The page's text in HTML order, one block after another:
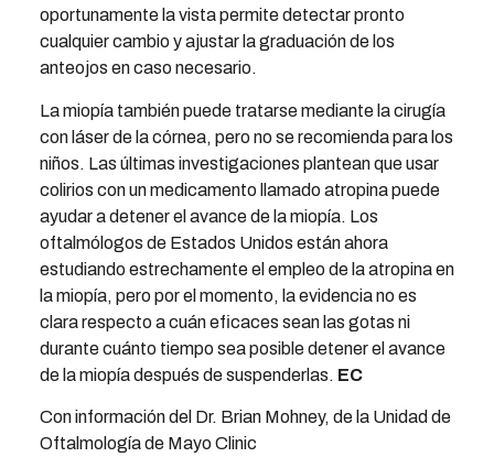
oportunamente la vista permite detectar pronto
cualquier cambio y ajustar la graduación de los
anteojos en caso necesario.
La miopía también puede tratarse mediante la cirugía
con láser de la córnea, pero no se recomienda para los
niños. Las últimas investigaciones plantean que usar
colirios con un medicamento llamado atropina puede
ayudar a detener el avance de la miopía. Los
oftalmólogos de Estados Unidos están ahora
estudiando estrechamente el empleo de la atropina en
la miopía, pero por el momento, la evidencia no es
clara respecto a cuán eficaces sean las gotas ni
durante cuánto tiempo sea posible detener el avance
de la miopía después de suspenderlas. EC
Con información del Dr. Brian Mohney, de la Unidad de
Oftalmología de Mayo Clinic